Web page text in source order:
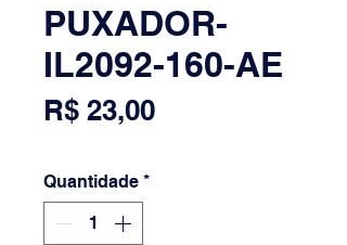
PUXADOR-
IL2092-160-AE
R$ 23,00Preço
Quantidade *